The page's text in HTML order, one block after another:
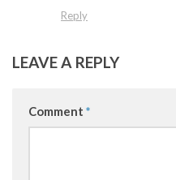
Reply
LEAVE A REPLY
Comment *